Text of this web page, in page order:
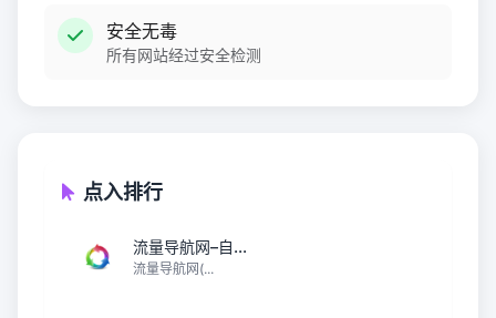
安全无毒
所有网站经过安全检测
点入排行
流量导航网–自...
流量导航网(...